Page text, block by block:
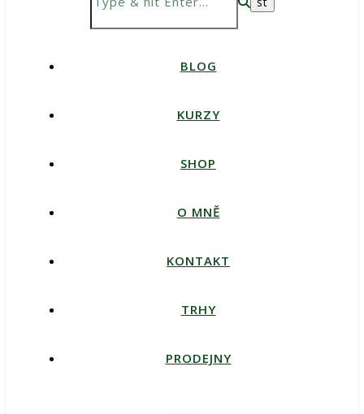
BLOG
KURZY
SHOP
O MNĚ
KONTAKT
TRHY
PRODEJNY